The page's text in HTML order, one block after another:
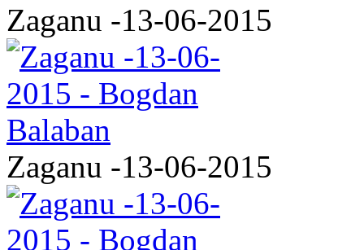
Zaganu -13-06-2015
Zaganu -13-06-2015